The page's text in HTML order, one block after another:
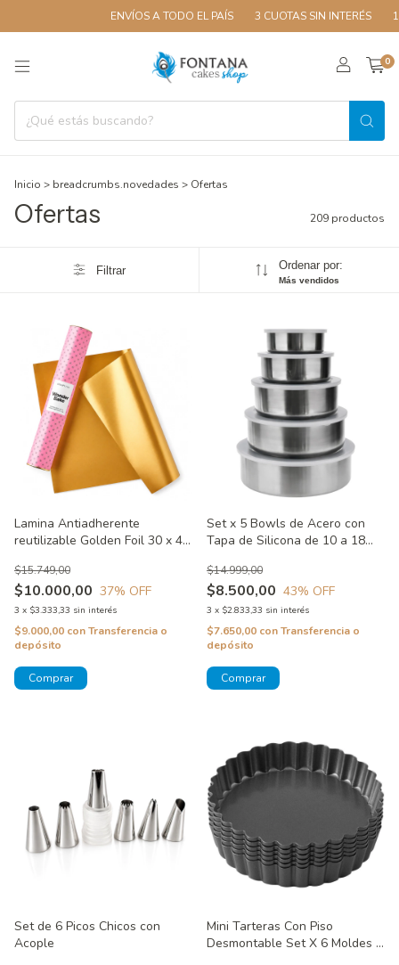
ENVÍOS A TODO EL PAÍS 3 CUOTAS SIN INTERÉS 10% OFF
0
Inicio > breadcrumbs.novedades > Ofertas
Ofertas 209 productos
Filtrar Ordenar por:
Más vendidos
Lamina Antiadherente
reutilizable Golden Foil 30 x 40
$10.000,00
$15.749,00
37% OFF
3 x $3.333,33 sin interés
$9.000,00 conTransferencia o
depósito
Set x 5 Bowls de Acero con
Tapa de Silicona de 10 a 18
$8.500,00
$14.999,00
43% OFF
3 x $2.833,33 sin interés
$7.650,00 conTransferencia o
depósito
Set de 6 Picos Chicos con
Acople
Mini Tarteras Con Piso
Desmontable Set X 6 Moldes -